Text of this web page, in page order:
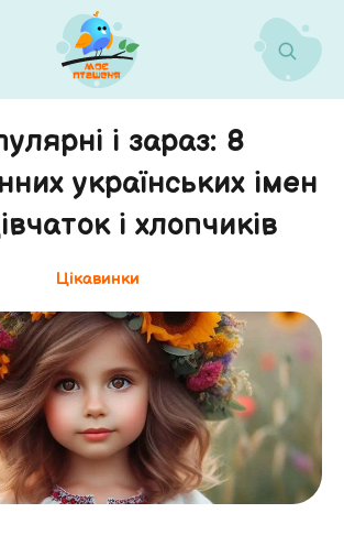
і зараз: 8
українських імен
і хлопчиків
Цікавинки